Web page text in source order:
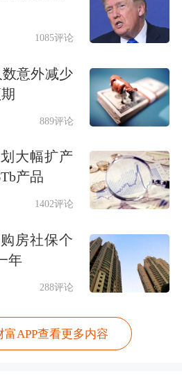
跌超6%，理想汽
后，美元指数直线跳
1085评论
意外减少
889评论
大幅扩产
产品
1402评论
房社保个
年
288评论
富APP查看更多内容